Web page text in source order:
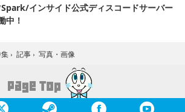
インサイド公式ディスコードサーバー
中！
› 記事 › 写真・画像